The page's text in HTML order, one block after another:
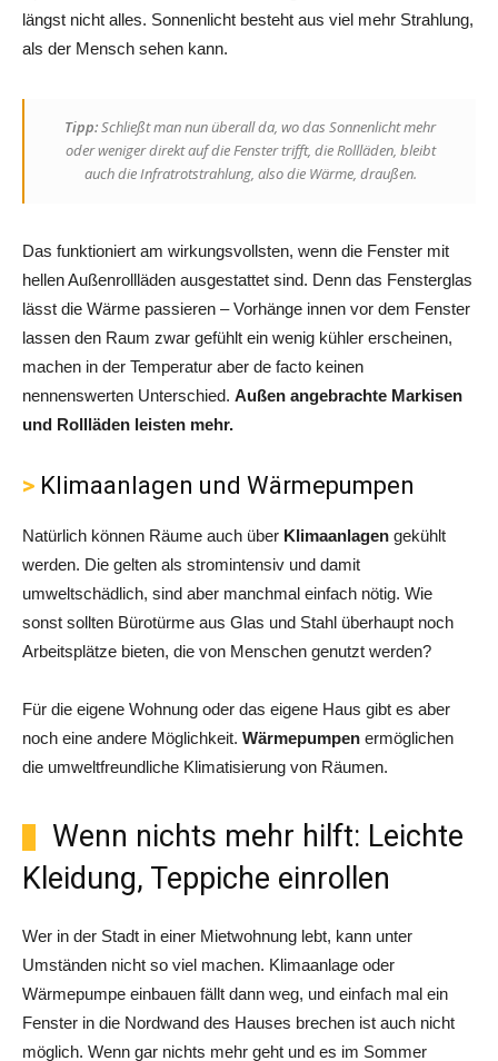
längst nicht alles. Sonnenlicht besteht aus viel mehr Strahlung,
als der Mensch sehen kann.
Tipp:Schließt man nun überall da, wo das Sonnenlicht mehr
oder weniger direkt auf die Fenster trifft, die Rollläden, bleibt
auch die Infratrotstrahlung, also die Wärme, draußen.
Das funktioniert am wirkungsvollsten, wenn die Fenster mit
hellen Außenrollläden ausgestattet sind. Denn das Fensterglas
lässt die Wärme passieren – Vorhänge innen vor dem Fenster
lassen den Raum zwar gefühlt ein wenig kühler erscheinen,
machen in der Temperatur aber de facto keinen
nennenswerten Unterschied. Außen angebrachte Markisen
und Rollläden leisten mehr.
Klimaanlagen und Wärmepumpen
Natürlich können Räume auch über Klimaanlagen gekühlt
werden. Die gelten als stromintensiv und damit
umweltschädlich, sind aber manchmal einfach nötig. Wie
sonst sollten Bürotürme aus Glas und Stahl überhaupt noch
Arbeitsplätze bieten, die von Menschen genutzt werden?
Für die eigene Wohnung oder das eigene Haus gibt es aber
noch eine andere Möglichkeit. Wärmepumpen ermöglichen
die umweltfreundliche Klimatisierung von Räumen.
Wenn nichts mehr hilft: Leichte
Kleidung, Teppiche einrollen
Wer in der Stadt in einer Mietwohnung lebt, kann unter
Umständen nicht so viel machen. Klimaanlage oder
Wärmepumpe einbauen fällt dann weg, und einfach mal ein
Fenster in die Nordwand des Hauses brechen ist auch nicht
möglich. Wenn gar nichts mehr geht und es im Sommer